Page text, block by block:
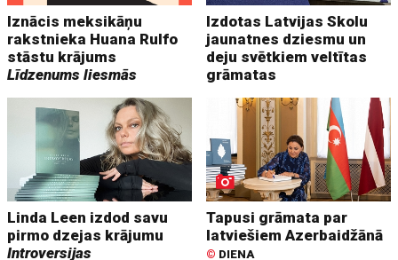
Iznācis meksikāņu
rakstnieka Huana Rulfo
stāstu krājums
Līdzenums liesmās
Izdotas Latvijas Skolu
jaunatnes dziesmu un
deju svētkiem veltītas
grāmatas
Linda Leen izdod savu
pirmo dzejas krājumu
Introversijas
Tapusi grāmata par
latviešiem Azerbaidžānā
© DIENA